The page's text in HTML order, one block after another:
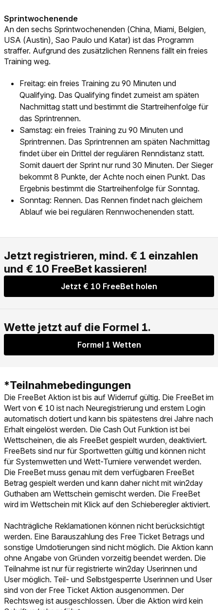
Sprintwochenende
An den sechs Sprintwochenenden (China, Miami, Belgien,
USA (Austin), Sao Paulo und Katar) ist das Programm
straffer. Aufgrund des zusätzlichen Rennens fällt ein freies
Training weg.
Freitag: ein freies Training zu 90 Minuten und
Qualifying. Das Qualifying findet zumeist am späten
Nachmittag statt und bestimmt die Startreihenfolge für
das Sprintrennen.
Samstag: ein freies Training zu 90 Minuten und
Sprintrennen. Das Sprintrennen am späten Nachmittag
findet über ein Drittel der regulären Renndistanz statt.
Somit dauert der Sprint nur rund 30 Minuten. Der Sieger
bekommt 8 Punkte, der Achte noch einen Punkt. Das
Ergebnis bestimmt die Startreihenfolge für Sonntag.
Sonntag: Rennen. Das Rennen findet nach gleichem
Ablauf wie bei regulären Rennwochenenden statt.
Jetzt € 10 FreeBet holen
Formel 1 Wetten
Die FreeBet Aktion ist bis auf Widerruf gültig. Die FreeBet im
Wert von € 10 ist nach Neuregistrierung und erstem Login
automatisch dotiert und kann bis spätestens drei Jahre nach
Erhalt eingelöst werden. Die Cash Out Funktion ist bei
Wettscheinen, die als FreeBet gespielt wurden, deaktiviert.
FreeBets sind nur für Sportwetten gültig und können nicht
für Systemwetten und Wett-Turniere verwendet werden.
Die FreeBet muss genau mit dem verfügbaren FreeBet
Betrag gespielt werden und kann daher nicht mit win2day
Guthaben am Wettschein gemischt werden. Die FreeBet
wird im Wettschein mit Klick auf den Schieberegler aktiviert.
Nachträgliche Reklamationen können nicht berücksichtigt
werden. Eine Barauszahlung des Free Ticket Betrags und
sonstige Umdotierungen sind nicht möglich. Die Aktion kann
ohne Angabe von Gründen vorzeitig beendet werden. Die
Teilnahme ist nur für registrierte win2day Userinnen und
User möglich. Teil- und Selbstgesperrte Userinnen und User
sind von der Free Ticket Aktion ausgenommen. Der
Rechtsweg ist ausgeschlossen. Über die Aktion wird kein